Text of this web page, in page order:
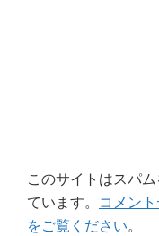
このサイトはスパ
ています。 コメン
をご覧ください。